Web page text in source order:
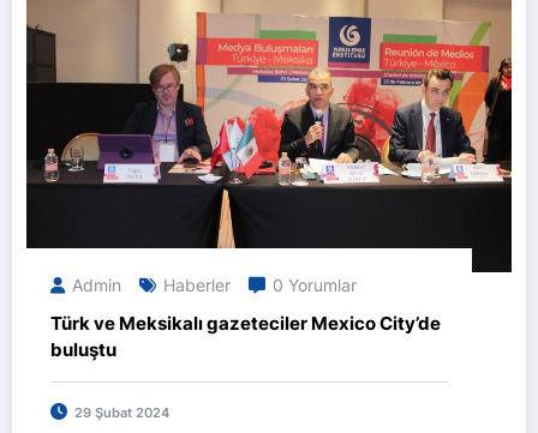
Admin Haberler 0 Yorumlar
Türk ve Meksikalı gazeteciler Mexico City’de
buluştu
29 Şubat 2024